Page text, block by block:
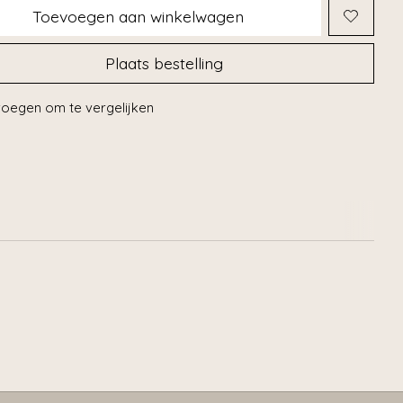
Toevoegen aan winkelwagen
Plaats bestelling
om te vergelijken